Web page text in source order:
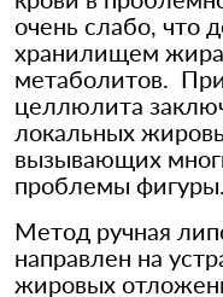
очень слабо, что
хранилищем
метаболитов.
целлюлита
локальных
вызывающих
проблемы фигуры.
Метод ручная
направлен на
жировых